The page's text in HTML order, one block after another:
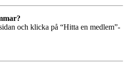
och klicka på “Hitta en medlem”-